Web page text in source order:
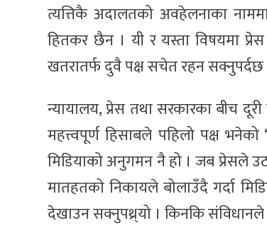
त्यत्तिकै अदालतको अवहेलनाका नाममा
हितकर छैन । यी र यस्ता विषयमा
खतरातर्फ दुवै पक्ष सचेत रहन सक्नुपर्दछ
न्यायालय, प्रेस तथा सरकारका बीच
महत्त्वपूर्ण हिसाबले पहिलो पक्ष
मिडियाको अनुगमन नै हो । जब प्रेसले
मातहतको निकायले बोलाउँदै गर्दा
देखाउन सक्नुपथ्र्यो । किनकि